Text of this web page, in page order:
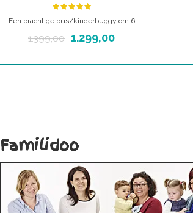
Een prachtige bus/kinderbuggy om 6
kindertjes veilig en gezellig te vervoeren
1.399,00 1.299,00
Familidoo